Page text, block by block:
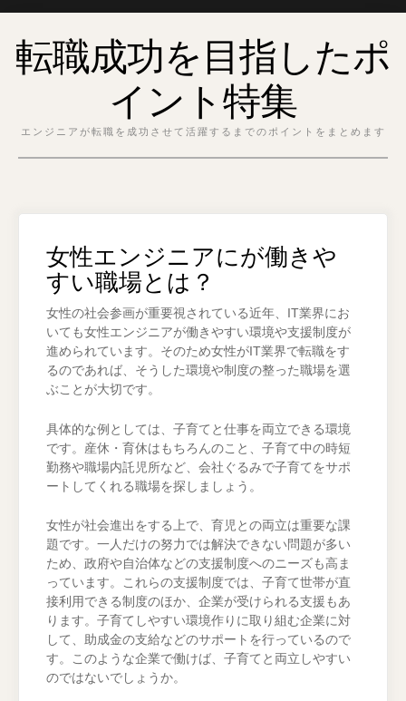
content転職成功を目指したポ
イント特集
エンジニアが転職を成功させて活躍するまでのポイントをまとめます
女性エンジニアにが働きや
すい職場とは？
女性の社会参画が重要視されている近年、IT業界にお
いても女性エンジニアが働きやすい環境や支援制度が
進められています。そのため女性がIT業界で転職をす
るのであれば、そうした環境や制度の整った職場を選
ぶことが大切です。
具体的な例としては、子育てと仕事を両立できる環境
です。産休・育休はもちろんのこと、子育て中の時短
勤務や職場内託児所など、会社ぐるみで子育てをサポ
ートしてくれる職場を探しましょう。
女性が社会進出をする上で、育児との両立は重要な課
題です。一人だけの努力では解決できない問題が多い
ため、政府や自治体などの支援制度へのニーズも高ま
っています。これらの支援制度では、子育て世帯が直
接利用できる制度のほか、企業が受けられる支援もあ
ります。子育てしやすい環境作りに取り組む企業に対
して、助成金の支給などのサポートを行っているので
す。このような企業で働けば、子育てと両立しやすい
のではないでしょうか。